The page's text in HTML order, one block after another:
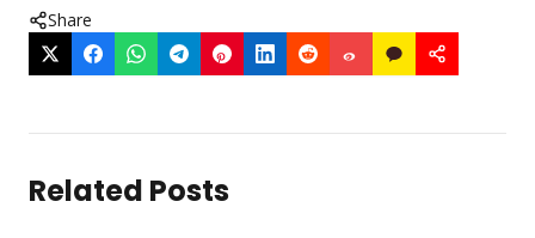
Share
Related Posts